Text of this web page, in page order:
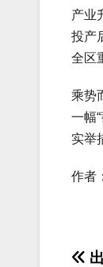
产业
投产
全区
乘势
一幅
实举
作者